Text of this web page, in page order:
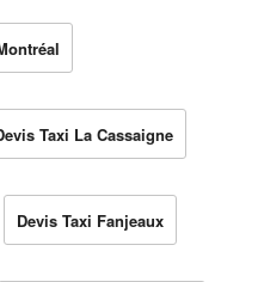
Taxi La Cassaigne
Devis Taxi Fanjeaux